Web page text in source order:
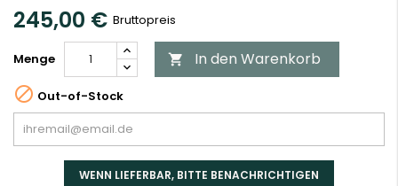
245,00 € Bruttopreis
Menge  In den Warenkorb
 Out-of-Stock
WENN LIEFERBAR, BITTE BENACHRICHTIGEN